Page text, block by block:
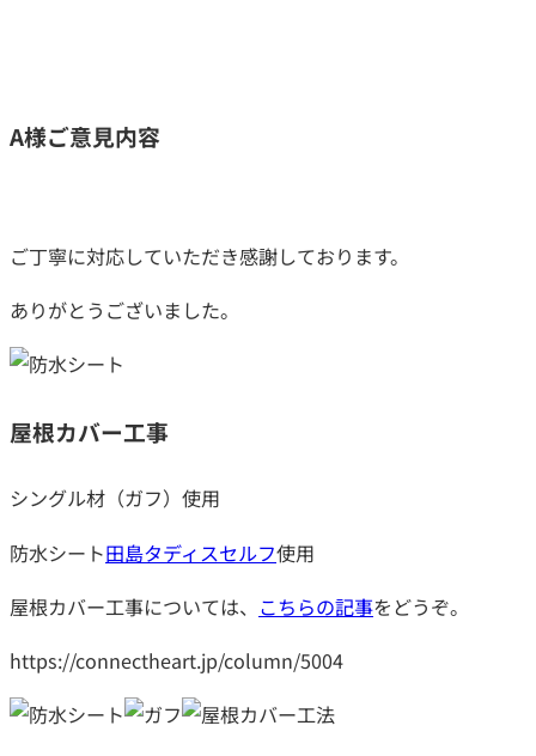
A様ご意見内容
ご丁寧に対応していただき感謝しております。
ありがとうございました。
屋根カバー工事
シングル材（ガフ）使用
防水シート田島タディスセルフ使用
屋根カバー工事については、 こちらの記事をどうぞ。
https://connectheart.jp/column/5004